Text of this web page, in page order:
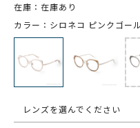
在庫：在庫あり
カラー：シロネコ ピンクゴー
レンズを選んでください